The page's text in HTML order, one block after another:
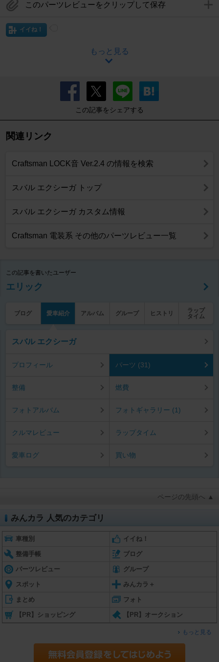
このパーツレビューをクリップして保存
イイね！
もっと見る
この記事をシェアする
関連リンク
Craftsman LOCK音 Ver.2.4 の情報を検索
スバル エクシーガ トップ
スバル エクシーガ カスタム情報
Craftsman 電装系 その他のパーツレビュー一覧
この記事を書いたユーザー
エリック
ブログ 愛車紹介 アルバム グループ ヒストリ
ラップ
タイム
スバル エクシーガ
プロフィール パーツ (31)
整備 燃費
フォトアルバム フォトギャラリー (1)
クルマレビュー ラップタイム
愛車ログ 買い物
ページの先頭へ ▲
みんカラ 人気のカテゴリ
車種別 イイね！
整備手帳 ブログ
パーツレビュー グループ
スポット みんカラ＋
まとめ フォト
【PR】ショッピング 【PR】オークション
もっと見る